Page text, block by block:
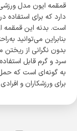
دارد که برای استفاده
است. بدنه این
بنابراین می‌توانید
بدون نگرانی از
سرد و گرم قابل
به گونه‌ای است که حمل
برای ورزشکاران و